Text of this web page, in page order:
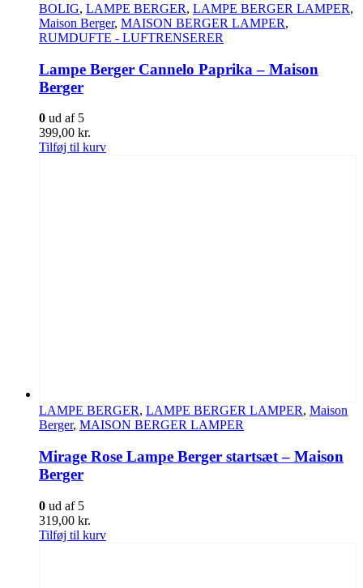
BOLIG, LAMPE BERGER, LAMPE BERGER LAMPER,
Maison Berger, MAISON BERGER LAMPER,
RUMDUFTE - LUFTRENSERER
Lampe Berger Cannelo Paprika – Maison
Berger
0 ud af 5
399,00 kr.
Tilføj til kurv
LAMPE BERGER, LAMPE BERGER LAMPER, Maison
Berger, MAISON BERGER LAMPER
Mirage Rose Lampe Berger startsæt – Maison
Berger
0 ud af 5
319,00 kr.
Tilføj til kurv